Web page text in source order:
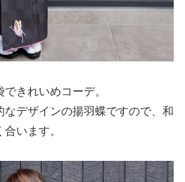
きれいめコーデ。
デザインの揚羽蝶ですので、和
います。